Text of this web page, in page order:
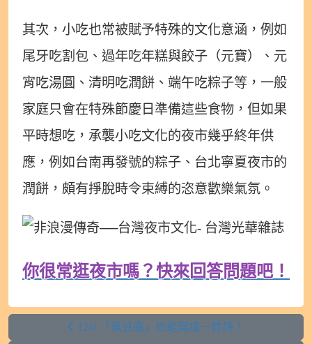
其次，小吃也常被賦予特殊的文化意涵，例如
尾牙吃割包、過年吃年糕與餃子（元寶）、元
宵吃湯圓、清明吃潤餅、端午吃粽子等，一般
家庭只會在特殊節慶日準備這些食物，但如果
平時想吃，承襲小吃文化的夜市幾乎終年供
應，例如台南再發號的粽子、台北寧夏夜市的
潤餅，頗有掙脫時令束縛的恣意歡樂氣氛。
你很常逛夜市嗎？快來回答問題吧！
12/4 「臭豆腐」也能寫成一首詩！